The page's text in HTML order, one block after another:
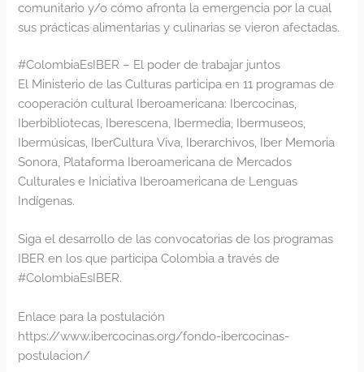
comunitario y/o cómo afronta la emergencia por la cual
sus prácticas alimentarias y culinarias se vieron afectadas.
#ColombiaEsIBER – El poder de trabajar juntos
El Ministerio de las Culturas participa en 11 programas de
cooperación cultural Iberoamericana: Ibercocinas,
Iberbibliotecas, Iberescena, Ibermedia, Ibermuseos,
Ibermúsicas, IberCultura Viva, Iberarchivos, Iber Memoria
Sonora, Plataforma Iberoamericana de Mercados
Culturales e Iniciativa Iberoamericana de Lenguas
Indígenas.
Siga el desarrollo de las convocatorias de los programas
IBER en los que participa Colombia a través de
#ColombiaEsIBER.
Enlace para la postulación
https://www.ibercocinas.org/fondo-ibercocinas-
postulacion/